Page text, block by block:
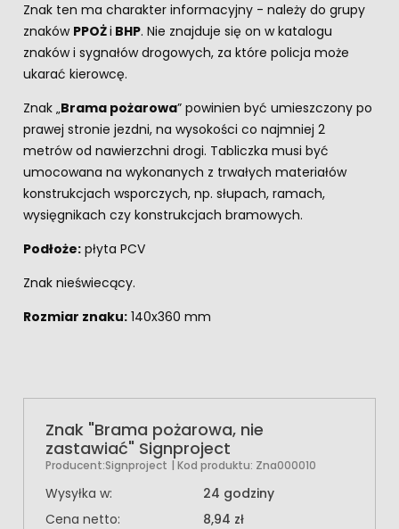
Znak ten ma charakter informacyjny - należy do grupy
znaków PPOŻi BHP. Nie znajduje się on w katalogu
znaków i sygnałów drogowych, za które policja może
ukarać kierowcę.
Znak „Brama pożarowa” powinien być umieszczony po
prawej stronie jezdni, na wysokości co najmniej 2
metrów od nawierzchni drogi. Tabliczka musi być
umocowana na wykonanych z trwałych materiałów
konstrukcjach wsporczych, np. słupach, ramach,
wysięgnikach czy konstrukcjach bramowych.
Podłoże: płyta PCV
Znak nieświecący.
Rozmiar znaku: 140x360 mm
Znak "Brama pożarowa, nie
zastawiać" Signproject
Producent:Signproject | Kod produktu: Zna000010
Wysyłka w:
24 godziny
Cena netto:
8,94 zł